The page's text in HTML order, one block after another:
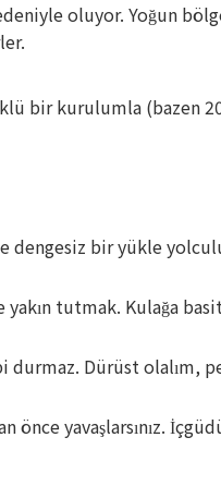
oluyor. Yoğun
kurulumla (bazen 200
dengesiz bir yükle
yakın tutmak. Kulağa
Dürüst olalım,
önce yavaşlarsınız.